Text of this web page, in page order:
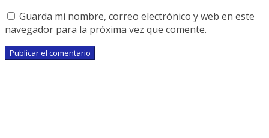
Guarda mi nombre, correo electrónico y web en este
navegador para la próxima vez que comente.